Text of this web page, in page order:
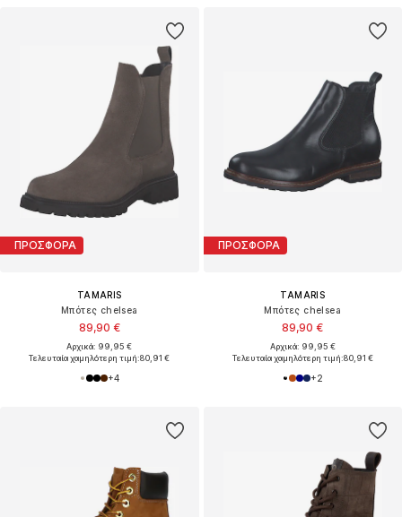
ΠΡΟΣΦΟΡΑ
TAMARIS
Μπότες chelsea
89,90 €
Αρχικά: 99,95 €
Τελευταία χαμηλότερη τιμή:80,91 €
+4
ΠΡΟΣΦΟΡΑ
TAMARIS
Μπότες chelsea
89,90 €
Αρχικά: 99,95 €
Τελευταία χαμηλότερη τιμή:80,91 €
+2